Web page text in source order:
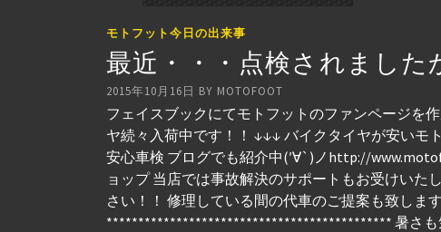
モトフット今日の出来事
最近・・・点検されました
2015年10月16日 BY MOTOFOOT
フェイスブックにてモトフットのファンページを
ヤ続々入荷中です！！ ↓↓↓ バイクタイヤが安い
安心車検 ブログでも紹介中(′∀`)ノhttp://
ョップ 当店では事故解決のサポートもお受けい
さい！！ 修理している間の代車のご提案も致しま
********************************************* 暑さも